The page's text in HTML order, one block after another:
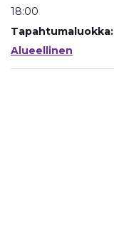
18:00
Tapahtumaluokka:
Alueellinen